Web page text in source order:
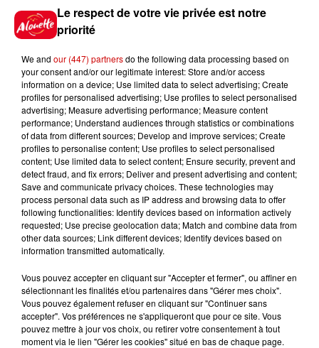
Limoges : un bébé d'un mois
7 août 2026
Éclipse solaire : découvrez les
meilleurs spots d'observation
du...
7 août 2026
À LA UNE : professeur
condamné, repreneurs pour
Duralex et la...
Jeux Voir plus
Le respect de votre vie privée est notre
priorité
We and our (447) partnersdo the following data processing based on
your consent and/or our legitimate interest: Store and/or access
information on a device; Use limited data to select advertising; Create
profiles for personalised advertising; Use profiles to select personalised
advertising; Measure advertising performance; Measure content
performance; Understand audiences through statistics or combinations
of data from different sources; Develop and improve services; Create
profiles to personalise content; Use profiles to select personalised
content; Use limited data to select content; Ensure security, prevent and
detect fraud, and fix errors; Deliver and present advertising and content;
Save and communicate privacy choices. These technologies may
process personal data such as IP address and browsing data to offer
following functionalities: Identify devices based on information actively
requested; Use precise geolocation data; Match and combine data from
other data sources; Link different devices; Identify devices based on
information transmitted automatically.
Vous pouvez accepter en cliquant sur "Accepter et fermer", ou affiner en
sélectionnant les finalités et/ou partenaires dans "Gérer mes choix".
Vous pouvez également refuser en cliquant sur "Continuer sans
accepter". Vos préférences ne s'appliqueront que pour ce site. Vous
pouvez mettre à jour vos choix, ou retirer votre consentement à tout
moment via le lien "Gérer les cookies" situé en bas de chaque page.